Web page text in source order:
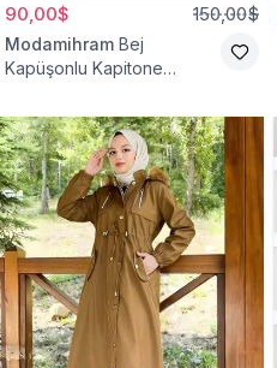
90,00$ 150,00$
Modamihram Bej
Kapüşonlu Kapitone